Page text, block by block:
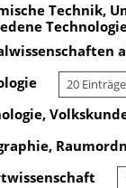
Technik,
20 Einträge